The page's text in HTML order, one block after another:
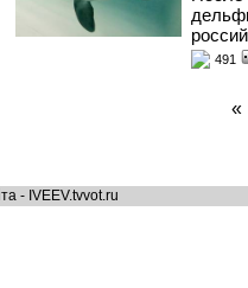
491
«
- IVEEV.tvvot.ru